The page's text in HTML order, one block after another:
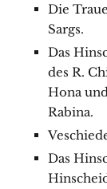
Die
Sargs.
Das
des R.
Hona
Rabina.
Das